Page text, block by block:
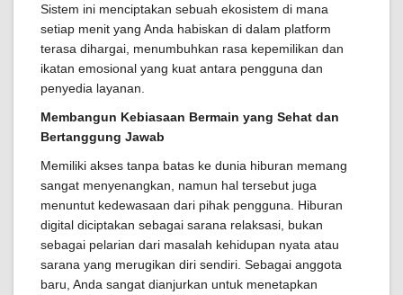
Sistem ini menciptakan sebuah ekosistem di mana
setiap menit yang Anda habiskan di dalam platform
terasa dihargai, menumbuhkan rasa kepemilikan dan
ikatan emosional yang kuat antara pengguna dan
penyedia layanan.
Membangun Kebiasaan Bermain yang Sehat dan
Bertanggung Jawab
Memiliki akses tanpa batas ke dunia hiburan memang
sangat menyenangkan, namun hal tersebut juga
menuntut kedewasaan dari pihak pengguna. Hiburan
digital diciptakan sebagai sarana relaksasi, bukan
sebagai pelarian dari masalah kehidupan nyata atau
sarana yang merugikan diri sendiri. Sebagai anggota
baru, Anda sangat dianjurkan untuk menetapkan